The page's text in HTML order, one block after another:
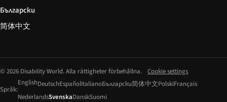
Български
简体中文
© 2026 Disability World. Alla rättigheter förbehållna. Cookie settings
Språk:
EnglishDeutschEspañolItalianoБългарски简体中文PolskiFrançais
NederlandsSvenskaDanskSuomi